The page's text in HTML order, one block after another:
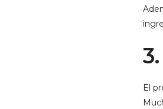
El